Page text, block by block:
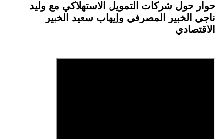
حوار حول شركات التمويل الاستهلاكي مع وليد
ناجي الخبير المصرفي وإيهاب سعيد الخبير
الاقتصادي